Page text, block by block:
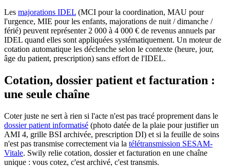
Les majorations IDEL (MCI pour la coordination, MAU pour
l'urgence, MIE pour les enfants, majorations de nuit / dimanche /
férié) peuvent représenter 2 000 à 4 000 € de revenus annuels par
IDEL quand elles sont appliquées systématiquement. Un moteur de
cotation automatique les déclenche selon le contexte (heure, jour,
âge du patient, prescription) sans effort de l'IDEL.
Cotation, dossier patient et facturation :
une seule chaîne
Coter juste ne sert à rien si l'acte n'est pas tracé proprement dans le
dossier patient informatisé (photo datée de la plaie pour justifier un
AMI 4, grille BSI archivée, prescription DI) et si la feuille de soins
n'est pas transmise correctement via la télétransmission SESAM-
Vitale. Swily relie cotation, dossier et facturation en une chaîne
unique : vous cotez, c'est archivé, c'est transmis.